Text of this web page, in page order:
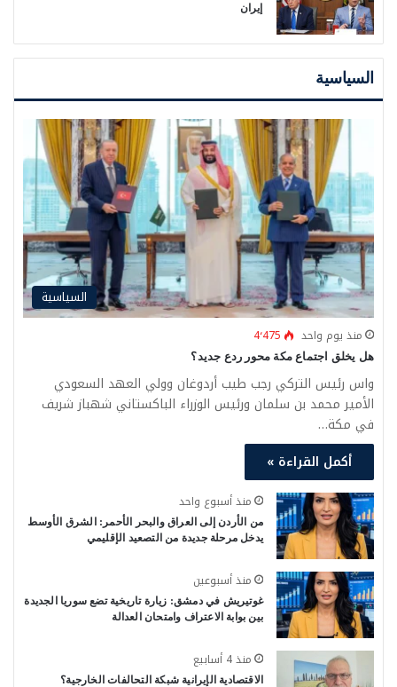
إيران
السياسية
السياسية
منذ يوم واحد 4٬475
هل يخلق اجتماع مكة محور ردع جديد؟
واس رئيس التركي رجب طيب أردوغان وولي العهد السعودي
الأمير محمد بن سلمان ورئيس الوزراء الباكستاني شهباز شريف
في مكة…
أكمل القراءة »
منذ أسبوع واحد
من الأردن إلى العراق والبحر الأحمر: الشرق الأوسط
يدخل مرحلة جديدة من التصعيد الإقليمي
منذ أسبوعين
غوتيريش في دمشق: زيارة تاريخية تضع سوريا الجديدة
بين بوابة الاعتراف وامتحان العدالة
منذ 4 أسابيع
الاقتصادية الإيرانية شبكة التحالفات الخارجية؟